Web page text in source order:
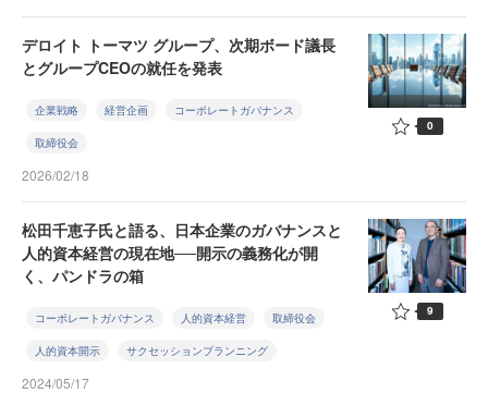
デロイト トーマツ グループ、次期ボード議長
とグループCEOの就任を発表
企業戦略 経営企画 コーポレートガバナンス
取締役会
2026/02/18
0
松田千恵子氏と語る、日本企業のガバナンスと
人的資本経営の現在地──開示の義務化が開
く、パンドラの箱
コーポレートガバナンス 人的資本経営 取締役会
人的資本開示 サクセッションプランニング
2024/05/17
9